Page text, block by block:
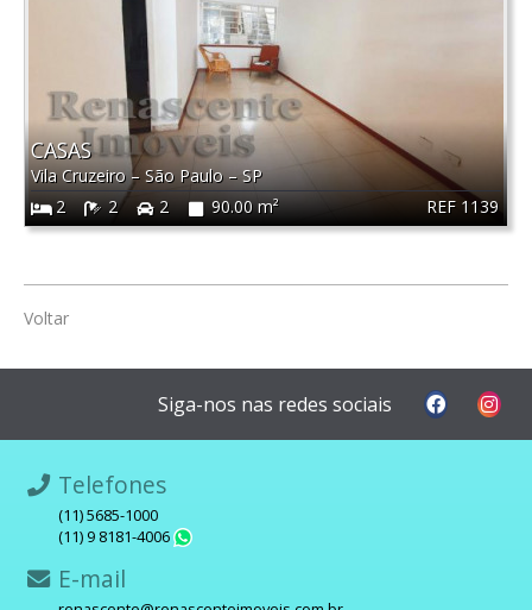
REF 1139
CASAS
Vila Cruzeiro– São Paulo–SP
2
2 2 90.00 m²
Voltar
Siga-nos nas redes sociais
Telefones
(11) 5685-1000
(11) 9 8181-4006
E-mail